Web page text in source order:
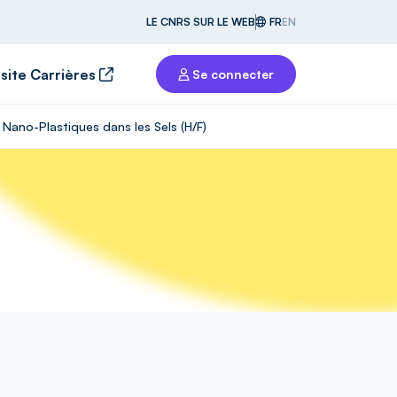
LE CNRS SUR LE WEB FREN
Carrières Se connecter
Plastiques dans les Sels (H/F)